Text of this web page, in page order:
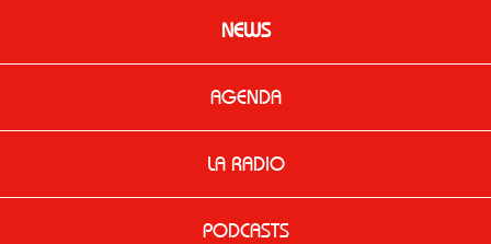
NEWS
AGENDA
LA RADIO
PODCASTS